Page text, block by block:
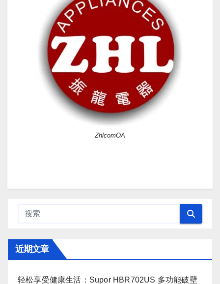
ZhlcomOA
近期文章
轻松享受健康生活：Supor HBR702US 多功能破壁